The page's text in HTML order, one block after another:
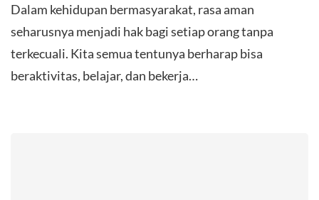
Dalam kehidupan bermasyarakat, rasa aman
seharusnya menjadi hak bagi setiap orang tanpa
terkecuali. Kita semua tentunya berharap bisa
beraktivitas, belajar, dan bekerja…